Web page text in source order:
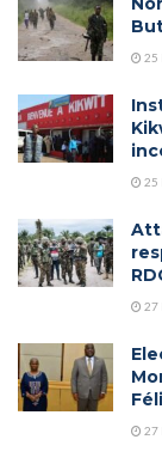
25
25
27
27